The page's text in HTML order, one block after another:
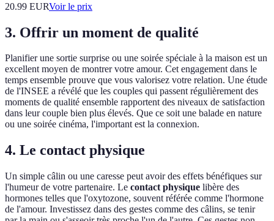
20.99 EURVoir le prix
3. Offrir un moment de qualité
Planifier une sortie surprise ou une soirée spéciale à la maison est un
excellent moyen de montrer votre amour. Cet engagement dans le
temps ensemble prouve que vous valorisez votre relation. Une étude
de l'INSEE a révélé que les couples qui passent régulièrement des
moments de qualité ensemble rapportent des niveaux de satisfaction
dans leur couple bien plus élevés. Que ce soit une balade en nature
ou une soirée cinéma, l'important est la connexion.
4. Le contact physique
Un simple câlin ou une caresse peut avoir des effets bénéfiques sur
l'humeur de votre partenaire. Le contact physique libère des
hormones telles que l'oxytozone, souvent référée comme l'hormone
de l'amour. Investissez dans des gestes comme des câlins, se tenir